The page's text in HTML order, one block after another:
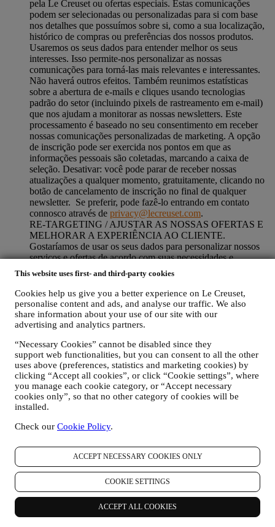
This website uses first- and third-party cookies
Cookies help us give you a better experience on Le Creuset,
personalise content and ads, and analyse our traffic. We also
share information about your use of our site with our
advertising and analytics partners.
“Necessary Cookies” cannot be disabled since they
support web functionalities, but you can consent to all the other
uses above (preferences, statistics and marketing cookies) by
clicking “Accept all cookies”, or click “Cookie settings”, where
you manage each cookie category, or “Accept necessary
cookies only”, so that no other category of cookies will be
installed.
Check our Cookie Policy.
ACCEPT NECESSARY COOKIES ONLY
COOKIE SETTINGS
ACCEPT ALL COOKIES
pela Le Creuset ou ofertas especiais. Estas comunicações
podem ser selecionadas ou personalizadas para si com base
nos detalhes que possuímos sobre si, como a sua localização,
histórico de compras ou preferências dos nossos produtos.
Usaremos os seus dados para entender melhor os seus
interesses. Isso permite-nos personalizar as nossas
comunicações para torná-las mais relevantes e interessantes.
Não haverá outros efeitos. Também reunimos estatísticas
sobre a abertura de e-mails e cliques usando tecnologias
padrão do setor (incluindo pixels de rastreamento em e-mail)
que nos ajudam a monitorar as nossas newsletters. Este
processamento é baseado no seu consentimento em receber
nossas comunicações personalizadas de marketing. A opção
de inscrição pode ser exercida nos pontos em que as
informações pessoais são coletadas, marcando a caixa de
seleção. Desativar: você pode parar de receber nossas
atualizações a qualquer momento, gratuitamente, clicando no
botão de cancelamento de inscrição no final de qualquer
newsletter. Se preferir, pode fazê-lo entrando em contato
connosco através de privacy@lecreuset.com.
RE-TARGETING / AJUSTAR AS NOSSAS OFERTAS E
MELHORAR A EXPERIÊNCIA AO CLIENTE.
Gostaríamos de usar os seus dados para personalizar nossos
serviços e ofertas de acordo com suas necessidades e
preferências para fornecer uma experiência personalizada ao
cliente Le Creuset. Faremos isso analisando os seus hábitos
ou interesses, por exemplo, em relação aos produtos mais
visualizados, sua interação connosco nas redes sociais, quais
páginas do nosso site que visita, qual o conteúdo das nossas
ofertas que lê, etc. Fazemos isso principalmente por meio de
rastreamento em e-mail) também em combinação com os seus
dados e preferências recolhidas assim que subscrever as
nossas comunicações de marketing personalizadas. Usaremos
essas informações para gerir nossa publicidade em outros
sites, conceder acesso a conteúdo específico, adaptar o
conteúdo ou as ofertas que vê no site ou, se concordar em
assinar as nossas comunicações de marketing, enviar
comunicação / mensagem relevantes que achamos que pode
gostar. Não haverá outros efeitos. O uso de cookies está
sujeito ao seu consentimento. Se não desejar que essas
informações sejam usadas para enviar anúncios, conteúdos ou
comunicações com base em interesses, pode limitar o uso das
informações sobre suas ações online, gerindo a configuração
dos cookies (no entanto, lembre-se de que certos cookies são
necessários para o uso o site). No entanto, isso não impede
que continue a receber anúncios, ofertas ou comunicações.